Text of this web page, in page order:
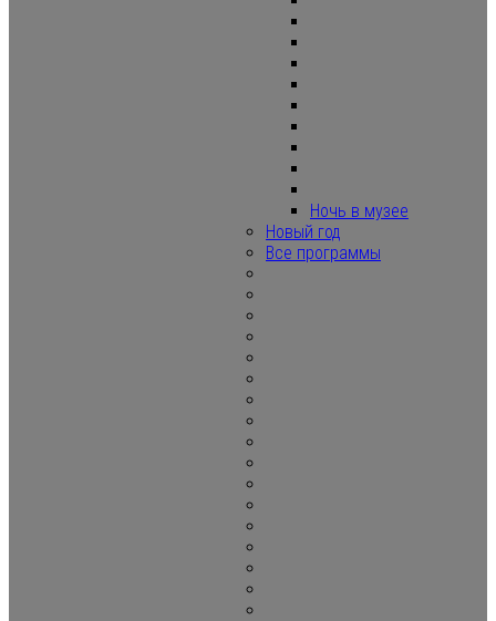
Ночь в музее
Новый год
Все программы